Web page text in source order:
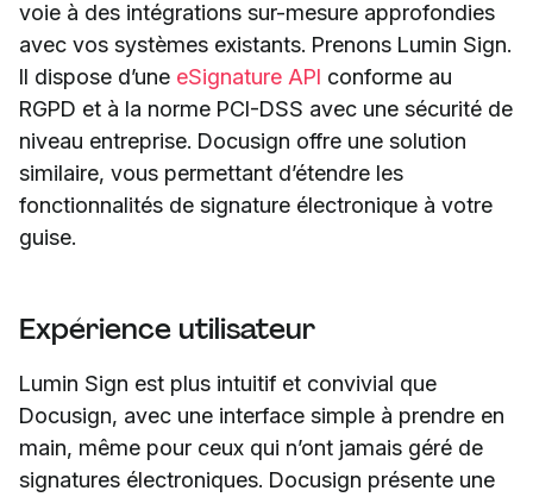
voie à des intégrations sur-mesure approfondies
avec vos systèmes existants. Prenons Lumin Sign.
Il dispose d’une eSignature API conforme au
RGPD et à la norme PCI-DSS avec une sécurité de
niveau entreprise. Docusign offre une solution
similaire, vous permettant d’étendre les
fonctionnalités de signature électronique à votre
guise.
Expérience utilisateur
Lumin Sign est plus intuitif et convivial que
Docusign, avec une interface simple à prendre en
main, même pour ceux qui n’ont jamais géré de
signatures électroniques. Docusign présente une